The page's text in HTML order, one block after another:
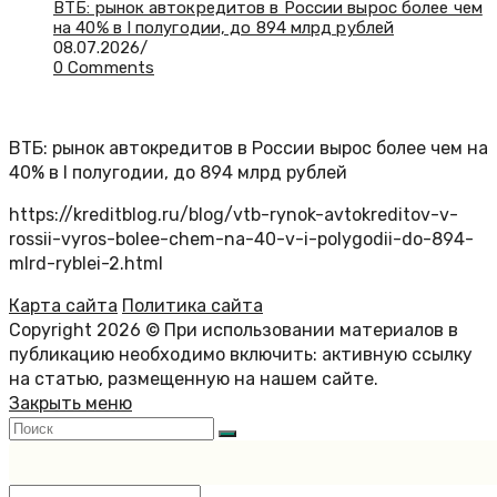
ВТБ: рынок автокредитов в России вырос более чем
на 40% в I полугодии, до 894 млрд рублей
08.07.2026/
0 Comments
ВТБ: рынок автокредитов в России вырос более чем на
40% в I полугодии, до 894 млрд рублей
https://kreditblog.ru/blog/vtb-rynok-avtokreditov-v-
rossii-vyros-bolee-chem-na-40-v-i-polygodii-do-894-
mlrd-ryblei-2.html
Карта сайта Политика сайта
Copyright 2026 © При использовании материалов в
публикацию необходимо включить: активную ссылку
на статью, размещенную на нашем сайте.
Закрыть меню